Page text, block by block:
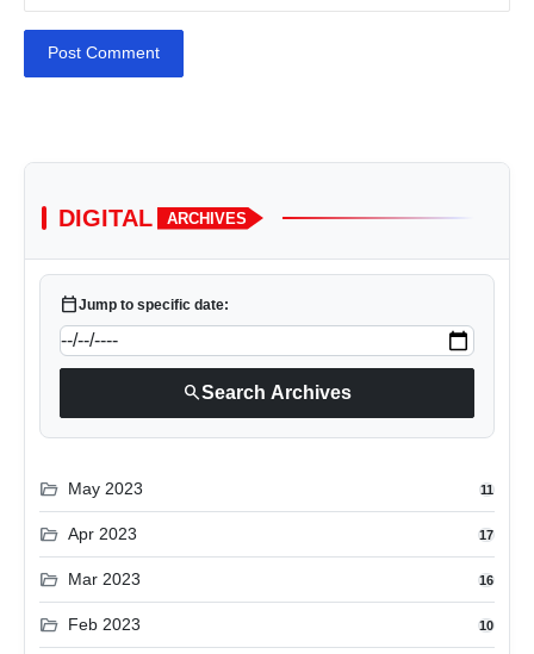
Post Comment
DIGITAL ARCHIVES
calendar_todayJump to specific date:
searchSearch Archives
folder_open May 2023 11
folder_open Apr 2023 17
folder_open Mar 2023 16
folder_open Feb 2023 10